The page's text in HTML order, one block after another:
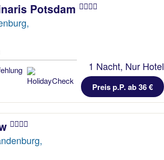
Potsdam
1 Nacht, Nur Hotel
Preis p.P. ab 36 €